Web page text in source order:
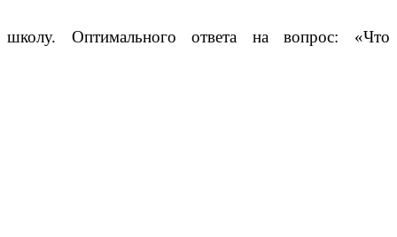
школу. Оптимального ответа на вопрос: «Что